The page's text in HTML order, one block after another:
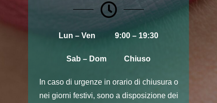
Lun – Ven 9:00 – 19:30
Sab – Dom Chiuso
In caso di urgenze in orario di chiusura o
nei giorni festivi, sono a disposizione dei